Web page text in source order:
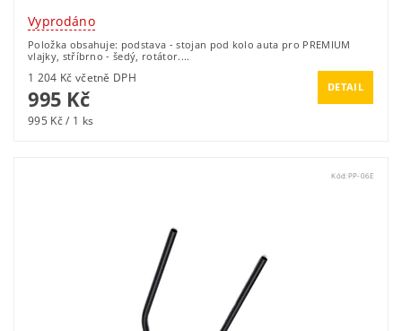
Vyprodáno
Položka obsahuje: podstava - stojan pod kolo auta pro PREMIUM
vlajky, stříbrno - šedý, rotátor....
1 204 Kč včetně DPH
995 Kč
995 Kč / 1 ks
DETAIL
Kód: PP-06E